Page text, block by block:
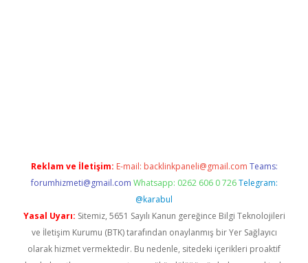
Reklam ve İletişim: E-mail: backlinkpaneli@gmail.com Teams:
forumhizmeti@gmail.com Whatsapp: 0262 606 0 726 Telegram:
@karabul
Yasal Uyarı: Sitemiz, 5651 Sayılı Kanun gereğince Bilgi Teknolojileri
ve İletişim Kurumu (BTK) tarafından onaylanmış bir Yer Sağlayıcı
olarak hizmet vermektedir. Bu nedenle, sitedeki içerikleri proaktif